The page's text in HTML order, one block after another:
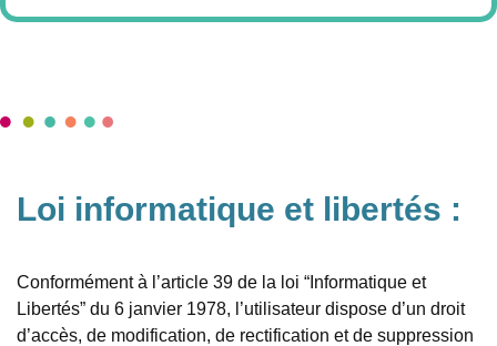
Loi informatique et libertés :
Conformément à l’article 39 de la loi “Informatique et
Libertés” du 6 janvier 1978, l’utilisateur dispose d’un droit
d’accès, de modification, de rectification et de suppression